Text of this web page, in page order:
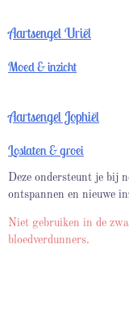
Aartsengel Uriël
Moed & inzicht
Aartsengel Jophiël
Loslaten & groei
Deze ondersteunt je bij
ontspannen en nieuwe
Niet gebruiken in de
bloedverdunners.